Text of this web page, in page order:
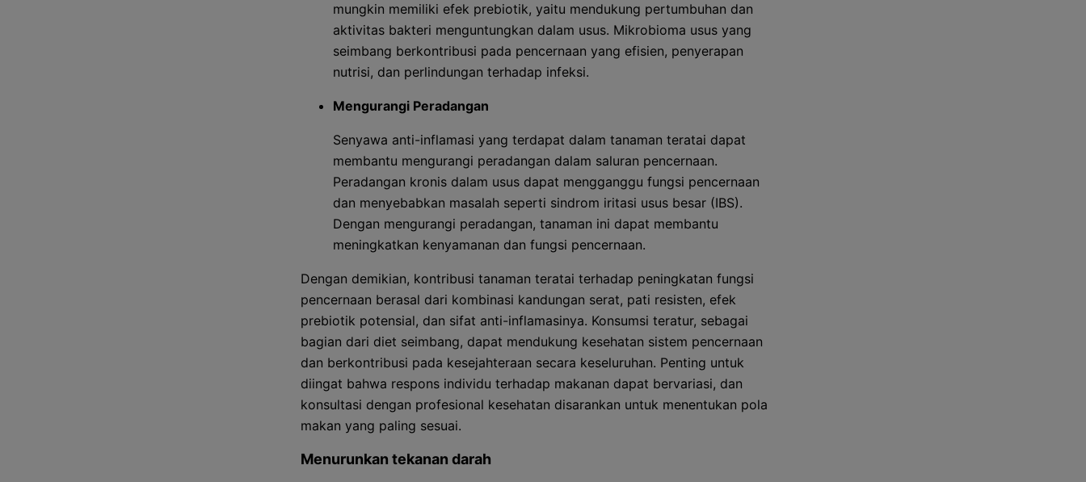
mungkin memiliki efek prebiotik, yaitu mendukung pertumbuhan dan
aktivitas bakteri menguntungkan dalam usus. Mikrobioma usus yang
seimbang berkontribusi pada pencernaan yang efisien, penyerapan
nutrisi, dan perlindungan terhadap infeksi.
Mengurangi Peradangan
Senyawa anti-inflamasi yang terdapat dalam tanaman teratai dapat
membantu mengurangi peradangan dalam saluran pencernaan.
Peradangan kronis dalam usus dapat mengganggu fungsi pencernaan
dan menyebabkan masalah seperti sindrom iritasi usus besar (IBS).
Dengan mengurangi peradangan, tanaman ini dapat membantu
meningkatkan kenyamanan dan fungsi pencernaan.
Dengan demikian, kontribusi tanaman teratai terhadap peningkatan fungsi
pencernaan berasal dari kombinasi kandungan serat, pati resisten, efek
prebiotik potensial, dan sifat anti-inflamasinya. Konsumsi teratur, sebagai
bagian dari diet seimbang, dapat mendukung kesehatan sistem pencernaan
dan berkontribusi pada kesejahteraan secara keseluruhan. Penting untuk
diingat bahwa respons individu terhadap makanan dapat bervariasi, dan
konsultasi dengan profesional kesehatan disarankan untuk menentukan pola
makan yang paling sesuai.
Menurunkan tekanan darah